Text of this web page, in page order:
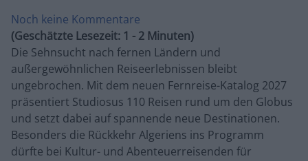
Noch keine Kommentare
(Geschätzte Lesezeit: 1 - 2 Minuten)
Die Sehnsucht nach fernen Ländern und
außergewöhnlichen Reiseerlebnissen bleibt
ungebrochen. Mit dem neuen Fernreise-Katalog 2027
präsentiert Studiosus 110 Reisen rund um den Globus
und setzt dabei auf spannende neue Destinationen.
Besonders die Rückkehr Algeriens ins Programm
dürfte bei Kultur- und Abenteuerreisenden für